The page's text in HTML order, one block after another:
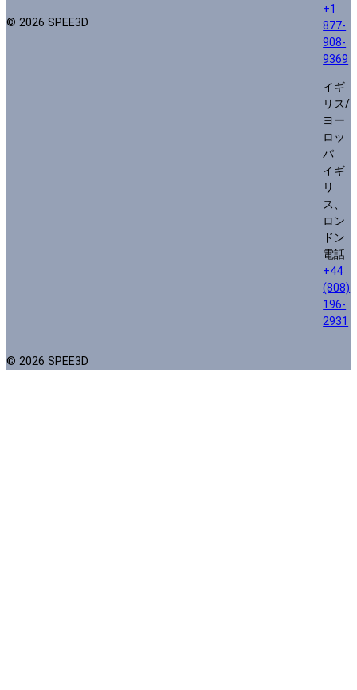
© 2026 SPEE3D
+1
877-
908-
9369
イギ
リス/
ヨー
ロッ
パ
イギ
リ
ス、
ロン
ドン
電話
+44
(808)
196-
2931
© 2026 SPEE3D